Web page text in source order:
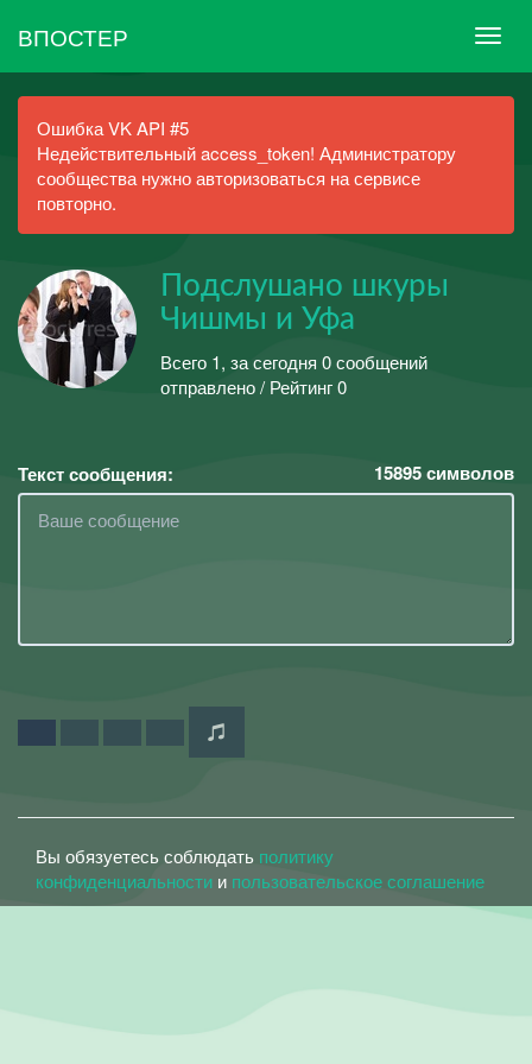
ВПОСТЕР
Ошибка VK API #5
Недействительный access_token! Администратору
сообщества нужно авторизоваться на сервисе
повторно.
Подслушано шкуры
Чишмы и Уфа
Всего 1, за сегодня 0 сообщений
отправлено / Рейтинг 0
Текст сообщения: 15895символов
Вы обязуетесь соблюдать политику
конфиденциальности и пользовательское соглашение